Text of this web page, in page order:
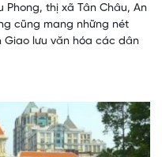
Phong, thị xã Tân Châu, An
cũng mang những nét
Giao lưu văn hóa các dân